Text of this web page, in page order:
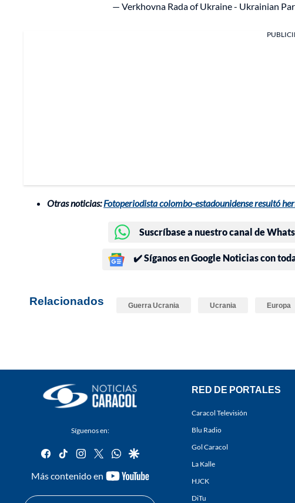
— Verkhovna Rada of Ukraine - Ukrainian
Otras noticias:Fotoperiodista colombo-estadounidense resultó
Suscríbase a nuestro canal de
✔️ Síganos en Google Noticias con
Relacionados Guerra Ucrania Ucrania Europa
Síguenos en:
facebook
tiktok instagram
twitterwhatsapp
google
Más contenido en
youtube-
RED DE PORTALES
Caracol Televisión
Blu Radio
Gol Caracol
La Kalle
HJCK
DiTu